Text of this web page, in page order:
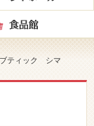
ティック シマ